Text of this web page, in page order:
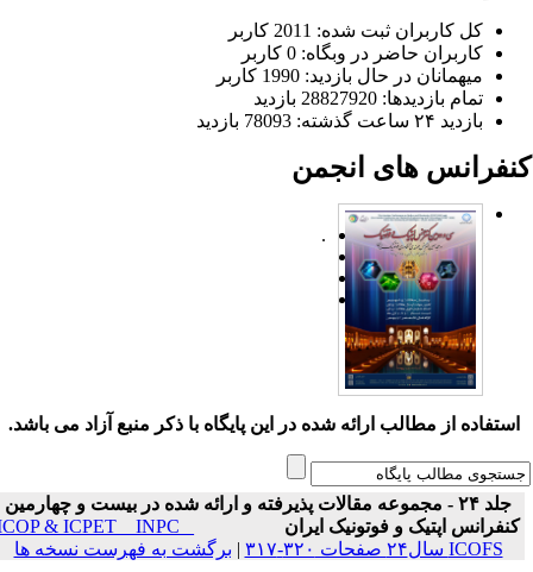
کل کاربران ثبت شده: 2011 کاربر
کاربران حاضر در وبگاه: 0 کاربر
میهمانان در حال بازدید: 1990 کاربر
تمام بازدید‌ها: 28827920 بازدید
بازدید ۲۴ ساعت گذشته: 78093 بازدید
های انجمن
.
استفاده از مطالب ارائه شده در این پایگاه با ذکر منبع آزاد می باشد.
جلد ۲۴ - مجموعه مقالات پذیرفته و ارائه شده در بیست و چهارمین
کنفرانس اپتیک و فوتونیک ایران
ICOP & ICPET _ INPC _
ICOFS سال۲۴ صفحات ۳۲۰-۳۱۷
|برگشت به فهرست نسخه ها